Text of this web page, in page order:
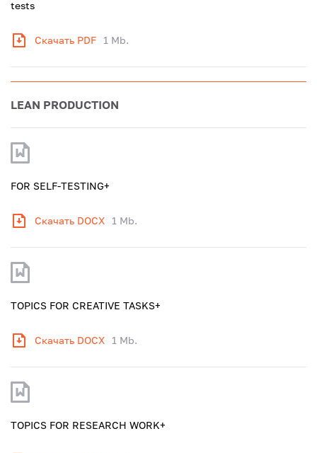
tests
Скачать PDF 1 Mb.
LEAN PRODUCTION
FOR SELF-TESTING+
Скачать DOCX 1 Mb.
TOPICS FOR CREATIVE TASKS+
Скачать DOCX 1 Mb.
TOPICS FOR RESEARCH WORK+